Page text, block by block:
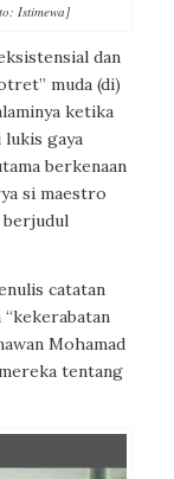
Istimewa]
dan
muda (di)
ketika
gaya
berkenaan
si maestro
berjudul
catatan
Mohamad
tentang